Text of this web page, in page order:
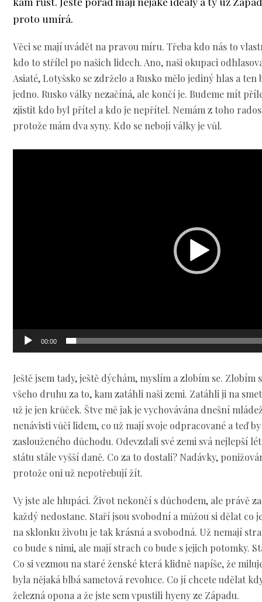
proto umírá.
Věci se mají uvádět na pravou míru. Třeba kdo nás to
kdo to střílel po našich lidech. Ano, naši okupaci
Asiaté, Lotyšsko se zdrželo a Rusko mělo jediný hlas a ten
jedno. Rusko války nezačíná, ale končí je. Budeme mít
zjistit kdo byl přítel a kdo je nepřítel. Nemám z toho
protože mám dva syny. Kdo se nebojí války je vůl.
Video
00:00
Ještě jsem tady, ještě dýchám, myslím a zlobím se.
všeho druhu za to, kam zatáhli naši zemi. Zatáhli ji na
už je jen krůček. Štve mě jak je vychovávána dnešní
nenávisti vůči lidem, co už mají svoje odpracované a teď
zaslouženého důchodu. Odevzdali své zemi svá nejlepší
státu stále vyšší daně. Co za to dostali? Nadávky,
protože oni už nepotřebují žít.
Vy jste ale hlupáci. Život nekončí s důchodem, ale právě
každý nedostane. Staří jsou svobodní a můžou si dělat co
na sklonku životu je tak krásná a svobodná. Už nemají
co bude s nimi, ale mají strach co bude s jejich potomky.
Co si vezmou na staré ženské která klidně napíše, že
byla nějaká blbá sametová revoluce. Co jí chcete udělat
železná opona a že jste sem vpustili hyeny ze Západu.